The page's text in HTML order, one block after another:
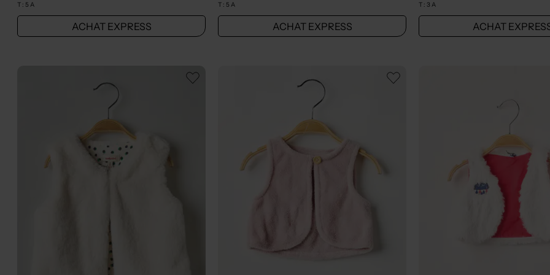
T :5 A
ACHAT EXPRESS
T :5 A
ACHAT EXPRESS
T : 3 A
ACHAT